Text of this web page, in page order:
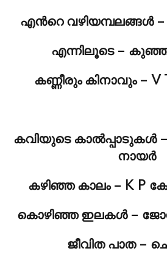
എന്‍റെ വഴിയമ്പലങ്ങള്‍ –
എന്നിലൂടെ –
കണ്ണീരും കിനാവും – V T
കവിയുടെ കാല്‍പ്പാടുകള്‍
നായര്‍
കഴിഞ്ഞ കാലം – K P
കൊഴിഞ്ഞ ഇലകള്‍ –
ജീവിത പാത –